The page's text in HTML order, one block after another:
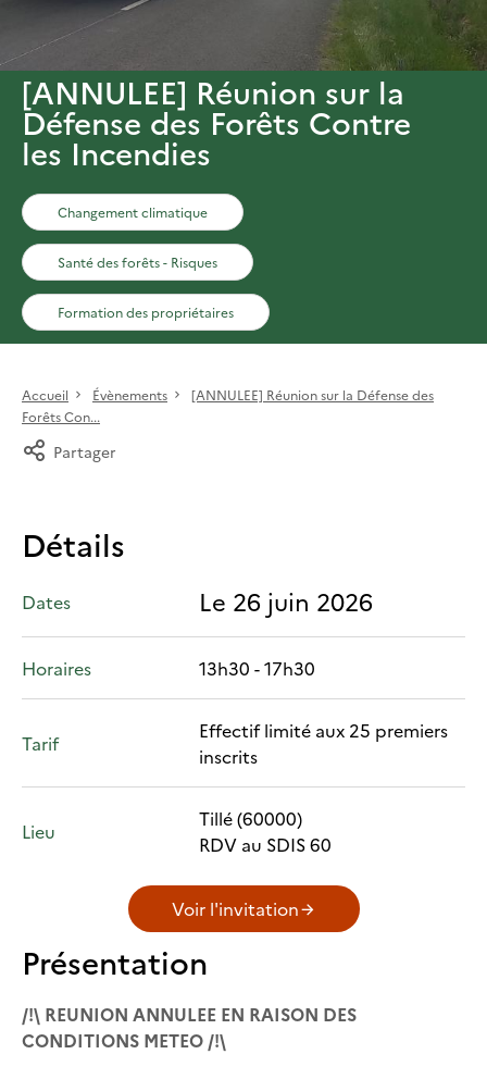
[ANNULEE] Réunion sur la
Défense des Forêts Contre
les Incendies
Changement climatique
Santé des forêts - Risques
Formation des propriétaires
Accueil Évènements
[ANNULEE] Réunion sur la Défense des
Forêts Con...
Partager
Détails
Dates Le 26 juin 2026
Horaires 13h30 - 17h30
Tarif
Effectif limité aux 25 premiers
inscrits
Lieu
Tillé (60000)
RDV au SDIS 60
Voir l'invitation
Présentation
/!\ REUNION ANNULEE EN RAISON DES
CONDITIONS METEO /!\